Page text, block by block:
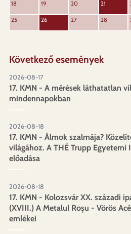
18 19 20 21
25 26 27 28
Következő események
2026-08-17
17. KMN - A mérések láthatatlan
mindennapokban
2026-08-18
17. KMN - Álmok szalmája?
világához. A THÉ Trupp Egyetemi
előadása
2026-08-18
17. KMN - Kolozsvár XX. századi
(XVIII.) A Metalul Roșu - Vörös
emlékei